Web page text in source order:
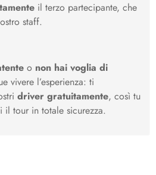
il terzo partecipante, che
staff.
o non hai voglia di
vivere l’esperienza: ti
driver gratuitamente, così tu
il tour in totale sicurezza.